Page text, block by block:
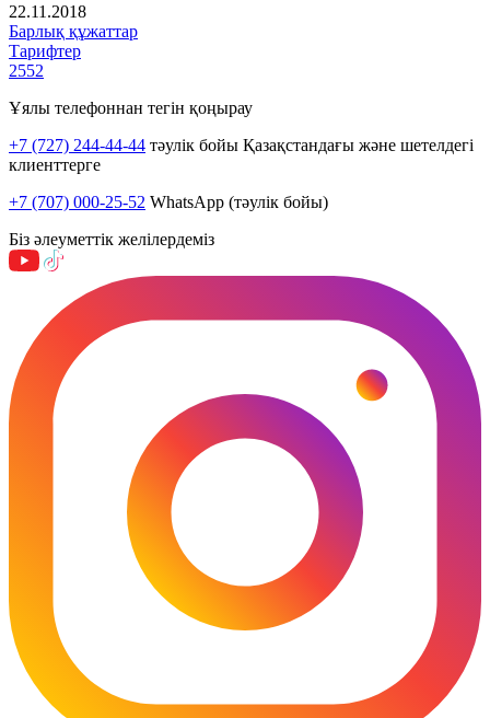
22.11.2018
Барлық құжаттар
Тарифтер
2552
Ұялы телефоннан тегін қоңырау
+7 (727) 244-44-44 тәулік бойы Қазақстандағы және шетелдегі
клиенттерге
+7 (707) 000-25-52 WhatsApp (тәулік бойы)
Біз әлеуметтік желілердеміз